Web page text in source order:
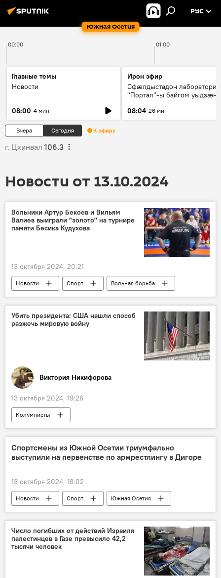
Южная Осетия
РУС
00:00 01:00
Главные темы
Новости
08:00 4 мин
Ирон эфир
Сфæлдыстадон лаборатори
"Портал"-ы байгом уыдзæн
Æхсары куыстыты равдыст
08:04 26 мин
Вчера Сегодня К эфиру
г. Цхинвал 106.3
Новости от 13.10.2024
Вольники Артур Бекоев и Вильям
Валиев выиграли "золото" на турнире
памяти Бесика Кудухова
13 октября 2024, 20:21
Новости Спорт
Вольная борьба
Борец Бесик Кудухов
Убить президента: США нашли способ
разжечь мировую войну
Виктория Никифорова
13 октября 2024, 19:26
Колумнисты
Спортсмены из Южной Осетии триумфально
выступили на первенстве по армрестлингу в Дигоре
13 октября 2024, 18:02
Новости Спорт
Южная Осетия
Северная Осетия
Число погибших от действий Израиля
палестинцев в Газе превысило 42,2
тысячи человек